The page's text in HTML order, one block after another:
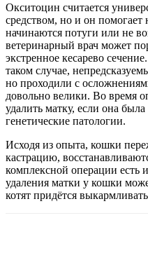
Окситоцин считается
средством, но и он помогает
начинаются потуги или не
ветеринарный врач может
экстренное кесарево
таком случае,
но проходили с
довольно велики. Во время
удалить матку, если она
генетические патологии.
Исходя из опыта, кошки
кастрацию,
комплексной операции есть
удаления матки у кошки
котят придётся